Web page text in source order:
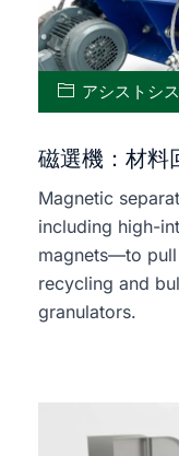
アシストシ
磁選機：材料
Magnetic
including high-
magnets—to
recycling and
granulators.